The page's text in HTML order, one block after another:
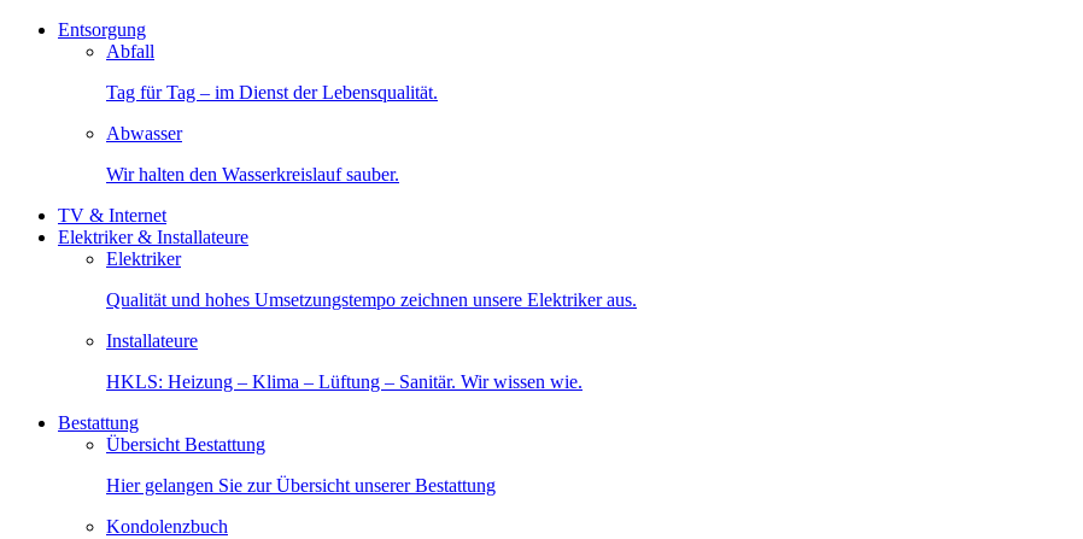
Entsorgung
Abfall
Tag für Tag – im Dienst der Lebensqualität.
Abwasser
Wir halten den Wasserkreislauf sauber.
TV & Internet
Elektriker & Installateure
Elektriker
Qualität und hohes Umsetzungstempo zeichnen unsere Elektriker aus.
Installateure
HKLS: Heizung – Klima – Lüftung – Sanitär. Wir wissen wie.
Bestattung
Übersicht Bestattung
Hier gelangen Sie zur Übersicht unserer Bestattung
Kondolenzbuch